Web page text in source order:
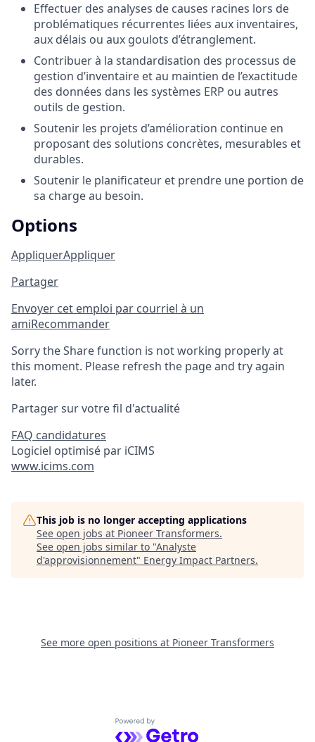
Effectuer des analyses de causes racines lors de
problématiques récurrentes liées aux inventaires,
aux délais ou aux goulots d’étranglement.
Contribuer à la standardisation des processus de
gestion d’inventaire et au maintien de l’exactitude
des données dans les systèmes ERP ou autres
outils de gestion.
Soutenir les projets d’amélioration continue en
proposant des solutions concrètes, mesurables et
durables.
Soutenir le planificateur et prendre une portion de
sa charge au besoin.
Options
AppliquerAppliquer
Partager
Envoyer cet emploi par courriel à un
amiRecommander
Sorry the Share function is not working properly at
this moment. Please refresh the page and try again
later.
Partager sur votre fil d'actualité
FAQ candidatures
Logiciel optimisé par iCIMS
www.icims.com
This job is no longer accepting applications
See open jobs at Pioneer Transformers.
See open jobs similar to "Analyste
d'approvisionnement" Energy Impact Partners.
See more open positions at Pioneer Transformers
Powered by Getro.com